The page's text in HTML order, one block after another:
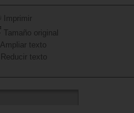
Imprimir
Tamaño original
Ampliar texto
Reducir texto